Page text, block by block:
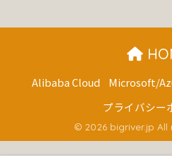
Alibaba Cloud Microsoft/
プライバシー
© 2026 bigriver.jp All